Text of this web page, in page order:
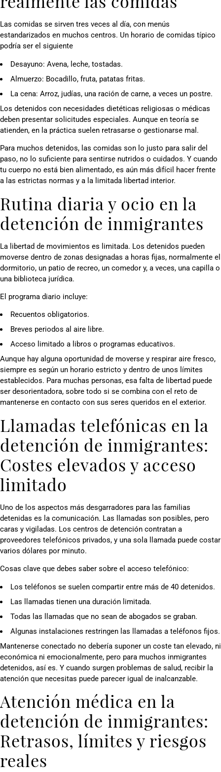
Las comidas se sirven tres veces al día, con menús
estandarizados en muchos centros. Un horario de comidas típico
podría ser el siguiente
Desayuno: Avena, leche, tostadas.
Almuerzo: Bocadillo, fruta, patatas fritas.
La cena: Arroz, judías, una ración de carne, a veces un postre.
Los detenidos con necesidades dietéticas religiosas o médicas
deben presentar solicitudes especiales. Aunque en teoría se
atienden, en la práctica suelen retrasarse o gestionarse mal.
Para muchos detenidos, las comidas son lo justo para salir del
paso, no lo suficiente para sentirse nutridos o cuidados. Y cuando
tu cuerpo no está bien alimentado, es aún más difícil hacer frente
a las estrictas normas y a la limitada libertad interior.
Rutina diaria y ocio en la
detención de inmigrantes
La libertad de movimientos es limitada. Los detenidos pueden
moverse dentro de zonas designadas a horas fijas, normalmente el
dormitorio, un patio de recreo, un comedor y, a veces, una capilla o
una biblioteca jurídica.
El programa diario incluye:
Recuentos obligatorios.
Breves periodos al aire libre.
Acceso limitado a libros o programas educativos.
Aunque hay alguna oportunidad de moverse y respirar aire fresco,
siempre es según un horario estricto y dentro de unos límites
establecidos. Para muchas personas, esa falta de libertad puede
ser desorientadora, sobre todo si se combina con el reto de
mantenerse en contacto con sus seres queridos en el exterior.
Llamadas telefónicas en la
detención de inmigrantes:
Costes elevados y acceso
limitado
Uno de los aspectos más desgarradores para las familias
detenidas es la comunicación. Las llamadas son posibles, pero
caras y vigiladas. Los centros de detención contratan a
proveedores telefónicos privados, y una sola llamada puede costar
varios dólares por minuto.
Cosas clave que debes saber sobre el acceso telefónico:
Los teléfonos se suelen compartir entre más de 40 detenidos.
Las llamadas tienen una duración limitada.
Todas las llamadas que no sean de abogados se graban.
Algunas instalaciones restringen las llamadas a teléfonos fijos.
Mantenerse conectado no debería suponer un coste tan elevado, ni
económica ni emocionalmente, pero para muchos inmigrantes
detenidos, así es. Y cuando surgen problemas de salud, recibir la
atención que necesitas puede parecer igual de inalcanzable.
Atención médica en la
detención de inmigrantes:
Retrasos, límites y riesgos
reales